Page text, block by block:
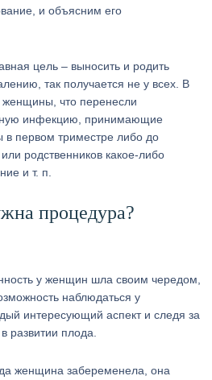
и объясним его
цель – выносить и родить
так получается не у всех. В
женщины, что перенесли
инфекцию, принимающие
в первом триместре либо до
родственников какое-либо
и т. п.
процедура?
у женщин шла своим чередом,
наблюдаться у
интересующий аспект и следя за
развитии плода.
женщина забеременела, она